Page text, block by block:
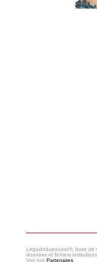
Leguidedupouvoir.fr, base
données et fichiers
Voir nos Partenaires